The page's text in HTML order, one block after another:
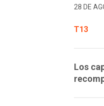
28 DE
T13
Los